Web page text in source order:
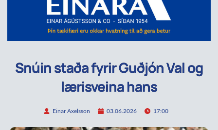
Snúin staða fyrir Guðjón Val og
lærisveina hans
Einar Axelsson 03.06.2026 17:00